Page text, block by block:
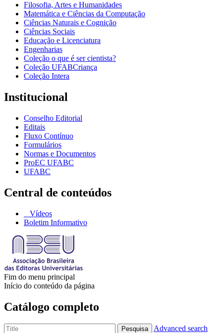
Filosofia, Artes e Humanidades
Matemática e Ciências da Computação
Ciências Naturais e Cognição
Ciências Sociais
Educação e Licenciatura
Engenharias
Coleção o que é ser cientista?
Coleção UFABCriança
Coleção Intera
Institucional
Conselho Editorial
Editais
Fluxo Contínuo
Formulários
Normas e Documentos
ProEC UFABC
UFABC
Central de conteúdos
Vídeos
Boletim Informativo
Fim do menu principal
Início do conteúdo da página
Catálogo completo
Pesquisa Advanced search